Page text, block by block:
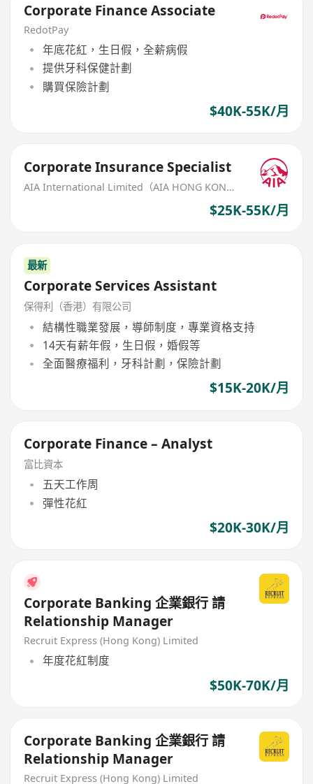
Corporate Finance Associate
RedotPay
年底花紅，生日假，全薪病假
提供牙科保健計劃
購買保險計劃
$40K-55K/月
Corporate Insurance Specialist
AIA International Limited（AIA HONG KONG）
$25K-55K/月
最新
Corporate Services Assistant
保得利（香港）有限公司
結構性職業發展，導師制度，專業資格支持
14天有薪年假，生日假，婚假等
全面醫療福利，牙科計劃，保險計劃
$15K-20K/月
Corporate Finance – Analyst
富比資本
五天工作周
彈性花紅
$20K-30K/月
Corporate Banking 企業銀行 請
Relationship Manager
Recruit Express (Hong Kong) Limited
年度花紅制度
$50K-70K/月
Corporate Banking 企業銀行 請
Relationship Manager
Recruit Express (Hong Kong) Limited